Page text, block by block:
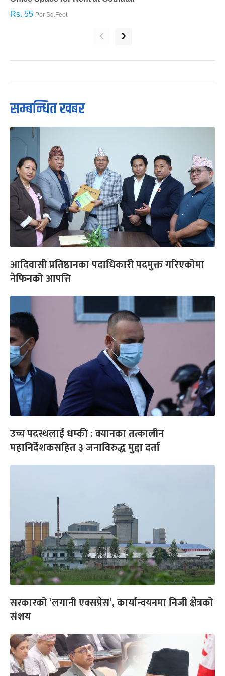
Rs. 55 Per Sq.Feet
‹ ›
सम्बन्धित खबर
आदिवासी प्रतिष्ठानका पदाधिकारी पदमुक्त गरिएकोमा
नेफिनको आपत्ति
उच्च पदस्थलाई धम्की : क्यानका तत्कालीन
महानिर्देशकसहित ३ जनाविरुद्ध मुद्दा दर्ता
सरकारको ‘लगानी एक्सप्रेस’, कार्यान्वयनमा निजी क्षेत्रको
संशय